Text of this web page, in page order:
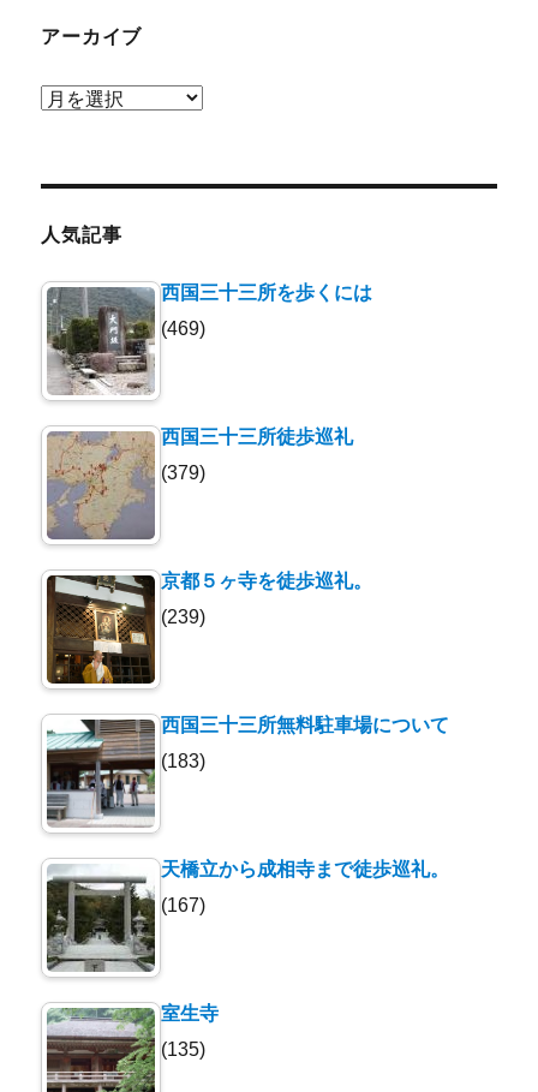
アーカイブ
ア
ブ
人気記事
西国三十三所を歩くには
(469)
西国三十三所徒歩巡礼
(379)
京都５ヶ寺を徒歩巡礼。
(239)
西国三十三所無料駐車場について
(183)
天橋立から成相寺まで徒歩巡礼。
(167)
室生寺
(135)